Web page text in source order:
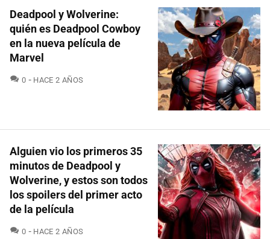
Deadpool y Wolverine:
quién es Deadpool Cowboy
en la nueva película de
Marvel
0 COMENTARIOS
HACE 2 AÑOS
Alguien vio los primeros 35
minutos de Deadpool y
Wolverine, y estos son todos
los spoilers del primer acto
de la película
0 COMENTARIOS
HACE 2 AÑOS